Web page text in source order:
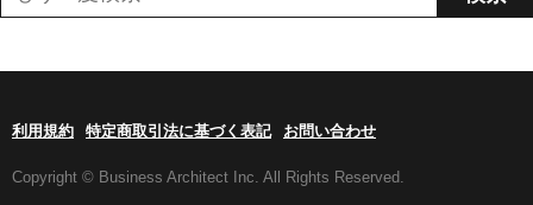
利用規約 特定商取引法に基づく表記 お問い合わせ
Copyright © Business Architect Inc. All Rights Reserved.